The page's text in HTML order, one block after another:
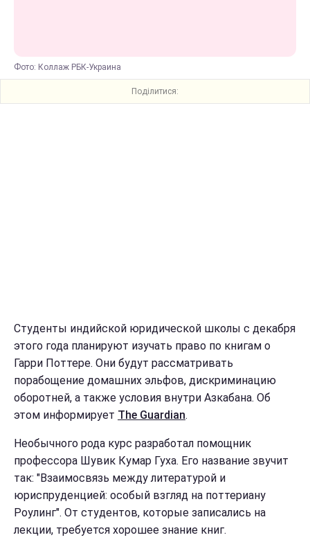
Фото: Коллаж РБК-Украина
Поділитися:
Студенты индийской юридической школы с декабря
этого года планируют изучать право по книгам о
Гарри Поттере. Они будут рассматривать
порабощение домашних эльфов, дискриминацию
оборотней, а также условия внутри Азкабана. Об
этом информирует The Guardian.
Необычного рода курс разработал помощник
профессора Шувик Кумар Гуха. Его название звучит
так: "Взаимосвязь между литературой и
юриспруденцией: особый взгляд на поттериану
Роулинг". От студентов, которые записались на
лекции, требуется хорошее знание книг.